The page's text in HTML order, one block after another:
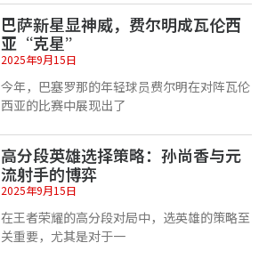
巴萨新星显神威，费尔明成瓦伦西
亚“克星”
2025年9月15日
今年，巴塞罗那的年轻球员费尔明在对阵瓦伦
西亚的比赛中展现出了
高分段英雄选择策略：孙尚香与元
流射手的博弈
2025年9月15日
在王者荣耀的高分段对局中，选英雄的策略至
关重要，尤其是对于一